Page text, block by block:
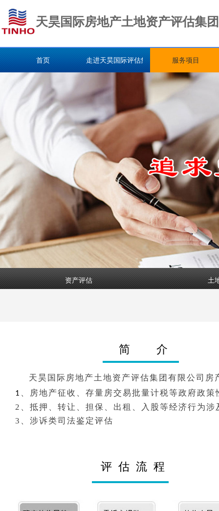
天昊国际房地产土地资产评估集
首页 走进天昊国际评估集团 服务项目
资产评估 土
天昊国际房地产土地资产评估集团有限公司房
1 、
房地产征收、存量房交易批量计税等政府政策
2、 抵押、转让、担保、出租、入股等经济行为涉
3、 涉诉类司法鉴定评估
简 介
评 估 流 程